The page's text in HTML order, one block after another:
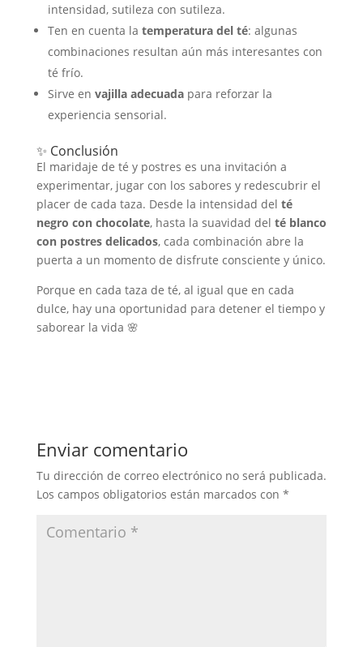
intensidad, sutileza con sutileza.
Ten en cuenta la temperatura del té: algunas
combinaciones resultan aún más interesantes con
té frío.
Sirve en vajilla adecuadapara reforzar la
experiencia sensorial.
✨ Conclusión
El maridaje de té y postres es una invitación a
experimentar, jugar con los sabores y redescubrir el
placer de cada taza. Desde la intensidad del té
negro con chocolate, hasta la suavidad del té blanco
con postres delicados, cada combinación abre la
puerta a un momento de disfrute consciente y único.
Porque en cada taza de té, al igual que en cada
dulce, hay una oportunidad para detener el tiempo y
saborear la vida 🌸
Enviar comentario
Tu dirección de correo electrónico no será publicada.
Los campos obligatorios están marcados con *